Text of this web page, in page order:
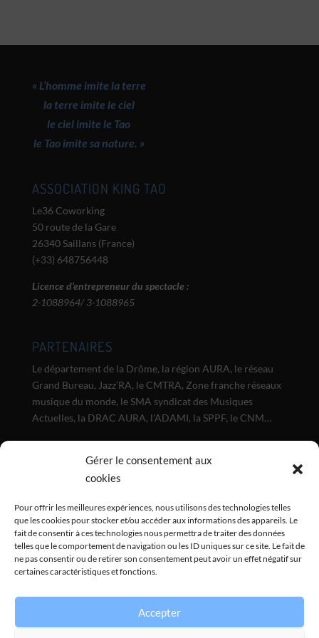
Gérer le consentement aux
cookies
Pour offrir les meilleures expériences, nous utilisons des technologies telles
que les cookies pour stocker et/ou accéder aux informations des appareils. Le
fait de consentir à ces technologies nous permettra de traiter des données
telles que le comportement de navigation ou les ID uniques sur ce site. Le fait de
ne pas consentir ou de retirer son consentement peut avoir un effet négatif sur
certaines caractéristiques et fonctions.
Accepter
« L’homme imite la terre
la terre imite le ciel
le ciel imite le Tao
le Tao imite sa nature. »
ASSOCIATION KING TAO
Le36 Coworking
50 route de la Gare
26340 Saillans (France)
(+33) 648756448
Licence d’entrepreneur du spectacle :
2-1088964/ 3-1088965
PARTENAIRES
Le département de la Drôme, la région AURA, le réseau
Grand Bureau, Jazz’RA, le CMTRA, Zone franche réseaux
musique du monde, le SMA syndicat des Musiques
Actuelles, la DRAC AURA, l’ADAMI, la SPPF, le CNM…
NEWSLETTER
Inscrivez-vous à notre lettre d'info :
Envoyer